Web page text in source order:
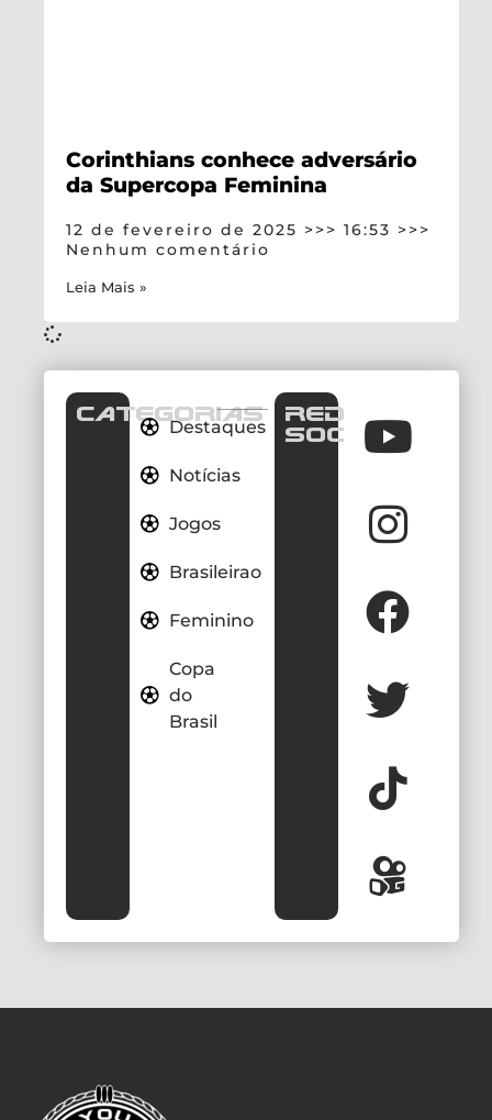
Corinthians conhece adversário
da Supercopa Feminina
12 de fevereiro de 2025
16:53
Nenhum comentário
Leia Mais »
CATEGORIAS
Destaques
Notícias
Jogos
Brasileirao
Feminino
Copa
do
Brasil
REDES
SOCIAIS